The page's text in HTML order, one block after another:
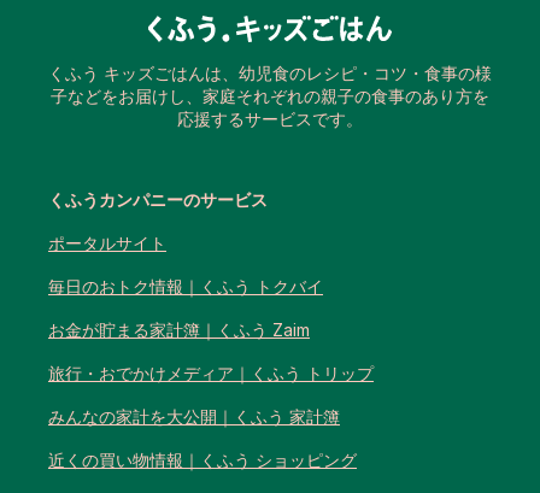
くふう キッズごはんは、幼児食のレシピ・コツ・食事の様
子などをお届けし、家庭それぞれの親子の食事のあり方を
応援するサービスです。
くふうカンパニーのサービス
ポータルサイト
毎日のおトク情報｜くふう トクバイ
お金が貯まる家計簿｜くふう Zaim
旅行・おでかけメディア｜くふう トリップ
みんなの家計を大公開｜くふう 家計簿
近くの買い物情報｜くふう ショッピング